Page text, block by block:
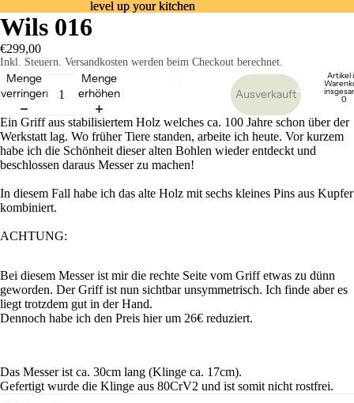
level up your kitchen
level up your kitchen
Home
Artikel
0
Wils 016
€299,00
Inkl. Steuern. Versandkosten werden beim Checkout berechnet.
Menge
verringern
Menge
erhöhen
Ausverkauft
Ein Griff aus stabilisiertem Holz welches ca. 100 Jahre schon über der
Werkstatt lag. Wo früher Tiere standen, arbeite ich heute. Vor kurzem
habe ich die Schönheit dieser alten Bohlen wieder entdeckt und
beschlossen daraus Messer zu machen!
In diesem Fall habe ich das alte Holz mit sechs kleines Pins aus Kupfer
kombiniert.
ACHTUNG:
Bei diesem Messer ist mir die rechte Seite vom Griff etwas zu dünn
geworden. Der Griff ist nun sichtbar unsymmetrisch. Ich finde aber es
liegt trotzdem gut in der Hand.
Dennoch habe ich den Preis hier um 26€ reduziert.
Das Messer ist ca. 30cm lang (Klinge ca. 17cm).
Gefertigt wurde die Klinge aus 80CrV2 und ist somit nicht rostfrei.